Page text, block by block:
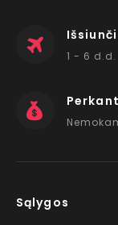
1 - 6 d.d.
Sąlygos